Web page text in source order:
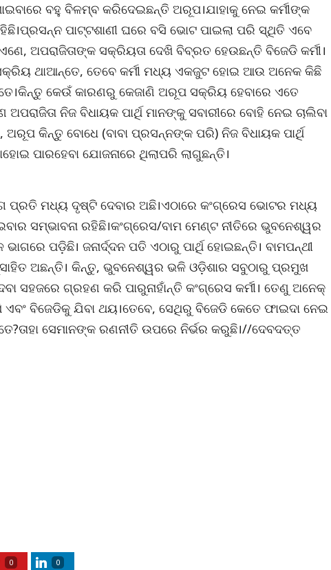
ବହୁ ବିଳମ୍ବ କରିଦେଇଛନ୍ତି ଅରୂପ।ଯାହାକୁ ନେଇ କର୍ମୀଙ୍କ
ପାଟ୍ଟଶାଣୀ ଘରେ ବସି ଭୋଟ ପାଇଲା ପରି ସ୍ଥିତି ଏବେ
ଅପରାଜିତାଙ୍କ ସକ୍ରିୟତା ଦେଖି ବିବ୍ରତ ହେଉଛନ୍ତି ବିଜେଡି କର୍ମୀ।
ଥାଆନ୍ତେ, ତେବେ କର୍ମୀ ମଧ୍ୟ ଏକଜୁଟ ହୋଇ ଆଉ ଅନେକ କିଛି
କେଉଁ କାରଣରୁ କେଜାଣି ଅରୂପ ସକ୍ରିୟ ହେବାରେ ଏତେ
ନିଜ ବିଧାୟକ ପାର୍ଥି ମାନଙ୍କୁ ସବାରୀରେ ବୋହି ନେଇ ଚାଲିବା
ଅରୂପ କିନ୍ତୁ ବୋଧେ (ବାବା ପ୍ରସନ୍ନଙ୍କ ପରି) ନିଜ ବିଧାୟକ ପାର୍ଥି
ପାରହେବା ଯୋଜନାରେ ଥିଲାପରି ଲାଗୁଛନ୍ତି।
ପ୍ରତି ମଧ୍ୟ ଦୃଷ୍ଟି ଦେବାର ଅଛି।ଏଠାରେ କଂଗ୍ରେସ ଭୋଟର ମଧ୍ୟ
ସମ୍ଭାବନା ରହିଛି।କଂଗ୍ରେସ/ବାମ ମେଣ୍ଟ ନୀତିରେ ଭୁବନେଶ୍ୱର
ପଡ଼ିଛି। ଜନାର୍ଦ୍ଦନ ପତି ଏଠାରୁ ପାର୍ଥି ହୋଇଛନ୍ତି। ବାମପନ୍ଥୀ
ଅଛନ୍ତି। କିନ୍ତୁ, ଭୁବନେଶ୍ୱର ଭଳି ଓଡ଼ିଶାର ସବୁଠାରୁ ପ୍ରମୁଖ
ସହଜରେ ଗ୍ରହଣ କରି ପାରୁନାହାଁନ୍ତି କଂଗ୍ରେସ କର୍ମୀ। ତେଣୁ ଅନେକ୍
ବିଜେଡିକୁ ଯିବା ଥୟ।ତେବେ, ସେଥିରୁ ବିଜେଡି କେତେ ଫାଇଦା ନେଇ
ସେମାନଙ୍କ ରଣନୀତି ଉପରେ ନିର୍ଭର କରୁଛି।//ଦେବଦତ୍ତ
0 0